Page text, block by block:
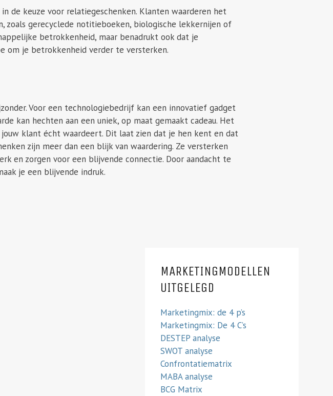
de keuze voor relatiegeschenken. Klanten waarderen het
zoals gerecyclede notitieboeken, biologische lekkernijen of
betrokkenheid, maar benadrukt ook dat je
om je betrokkenheid verder te versterken.
Voor een technologiebedrijf kan een innovatief gadget
kan hechten aan een uniek, op maat gemaakt cadeau. Het
klant écht waardeert. Dit laat zien dat je hen kent en dat
zijn meer dan een blijk van waardering. Ze versterken
en zorgen voor een blijvende connectie. Door aandacht te
je een blijvende indruk.
MARKETINGMODELLEN
UITGELEGD
Marketingmix: de 4 p’s
Marketingmix: De 4 C’s
DESTEP analyse
SWOT analyse
Confrontatiematrix
MABA analyse
BCG Matrix